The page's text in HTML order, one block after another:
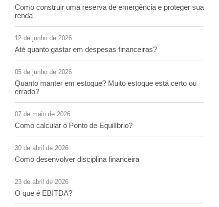
Como construir uma reserva de emergência e proteger sua
renda
12 de junho de 2026
Até quanto gastar em despesas financeiras?
05 de junho de 2026
Quanto manter em estoque? Muito estoque está certo ou
errado?
07 de maio de 2026
Como calcular o Ponto de Equilíbrio?
30 de abril de 2026
Como desenvolver disciplina financeira
23 de abril de 2026
O que é EBITDA?